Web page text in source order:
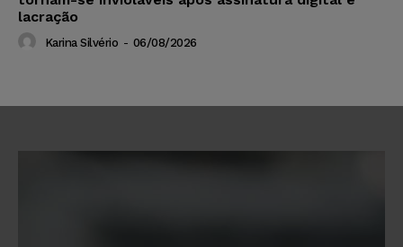
lacração
Karina Silvério - 06/08/2026